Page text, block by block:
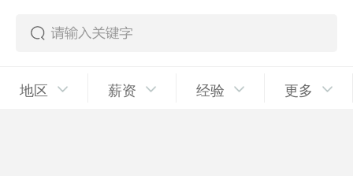
地区 薪资 经验 更多